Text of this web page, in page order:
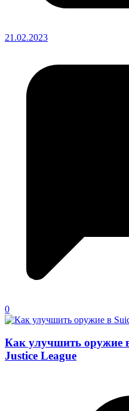
21.02.2023
0
Как улучшить оружие
Justice League